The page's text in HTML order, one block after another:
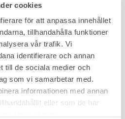
cookies
för att anpassa innehållet
tillhandahålla funktioner
vår trafik. Vi
identifierare och annan
till de sociala medier och
som vi samarbetar med.
informationen med annan
eller som de har